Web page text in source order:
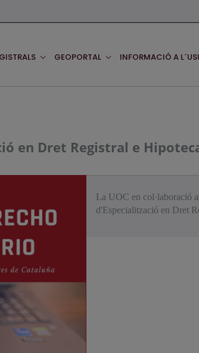
GEOPORTAL INFORMACIÓ A
en Dret Registral e
La UOC en col·laboració
d'Especialització en Dret